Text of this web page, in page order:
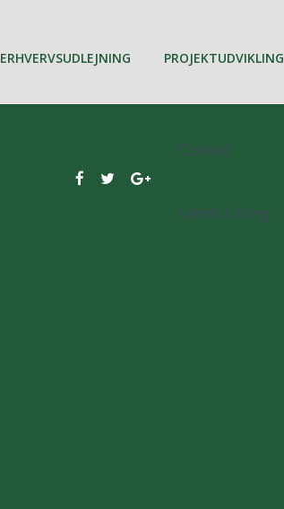
ERHVERVSUDLEJNING PROJEKTUDVIKLING
Contact
Latest Listing